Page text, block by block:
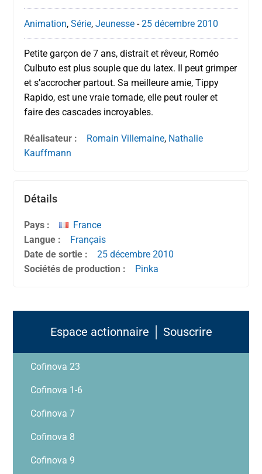
Animation,Série,Jeunesse -25 décembre 2010
Petite garçon de 7 ans, distrait et rêveur, Roméo
Culbuto est plus souple que du latex. Il peut grimper
et s’accrocher partout. Sa meilleure amie, Tippy
Rapido, est une vraie tornade, elle peut rouler et
faire des cascades incroyables.
Réalisateur : Romain Villemaine, Nathalie
Kauffmann
Détails
Pays :
France
Langue :
Français
Date de sortie :
25 décembre 2010
Sociétés de production :
Pinka
Espace actionnaire │ Souscrire
Cofinova 23
Cofinova 1-6
Cofinova 7
Cofinova 8
Cofinova 9